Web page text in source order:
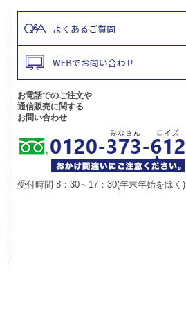
お電話でのご注文や
通信販売に関する
お問い合わせ
受付時間 8：30～17：30(年末年始を除く)